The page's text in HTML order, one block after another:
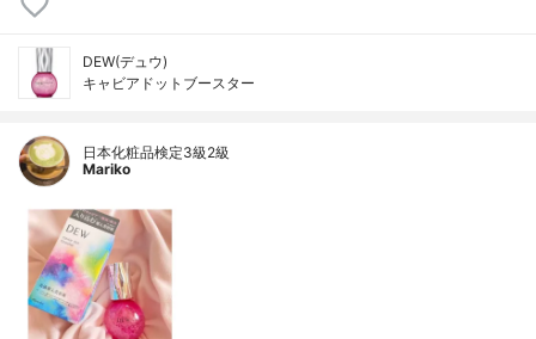
DEW(デュウ)
キャビアドットブースター
日本化粧品検定3級2級
Mariko